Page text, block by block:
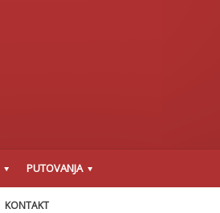
PUTOVANJA
KONTAKT